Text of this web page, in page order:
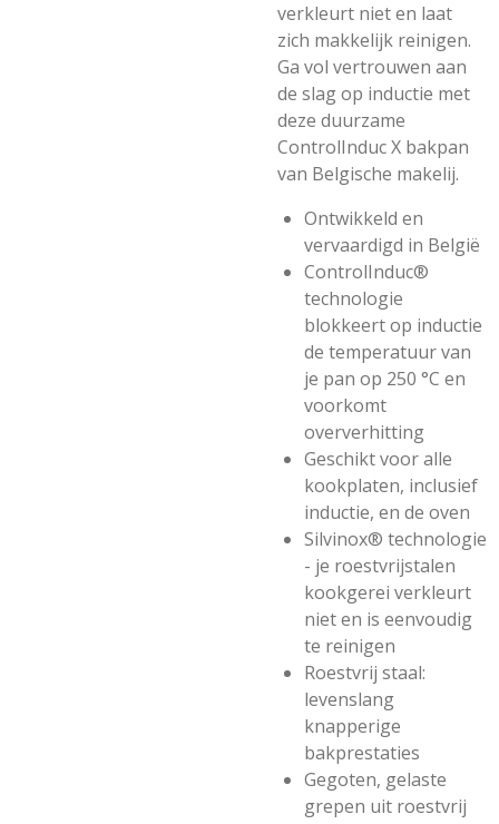
verkleurt niet en laat
zich makkelijk reinigen.
Ga vol vertrouwen aan
de slag op inductie met
deze duurzame
ControlInduc X bakpan
van Belgische makelij.
Ontwikkeld en
vervaardigd in België
ControlInduc®
technologie
blokkeert op inductie
de temperatuur van
je pan op 250 °C en
voorkomt
oververhitting
Geschikt voor alle
kookplaten, inclusief
inductie, en de oven
Silvinox® technologie
- je roestvrijstalen
kookgerei verkleurt
niet en is eenvoudig
te reinigen
Roestvrij staal:
levenslang
knapperige
bakprestaties
Gegoten, gelaste
grepen uit roestvrij